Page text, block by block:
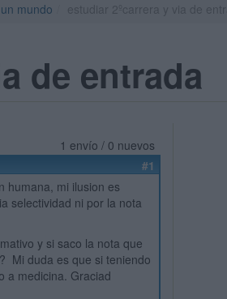
mundo
de entrada
1 envío / 0 nuevos
#1
humana, mi ilusion es
selectividad ni por la nota
y si saco la nota que
Mi duda es que si teniendo
a medicina. Graciad